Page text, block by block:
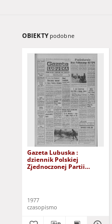
OBIEKTY podobne
Gazeta Lubuska :
dziennik Polskiej
Zjednoczonej Partii
1977
czasopismo